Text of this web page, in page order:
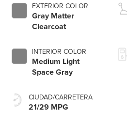
EXTERIOR COLOR
Gray Matter
Clearcoat
INTERIOR COLOR
Medium Light
Space Gray
CIUDAD/CARRETERA
21/29 MPG